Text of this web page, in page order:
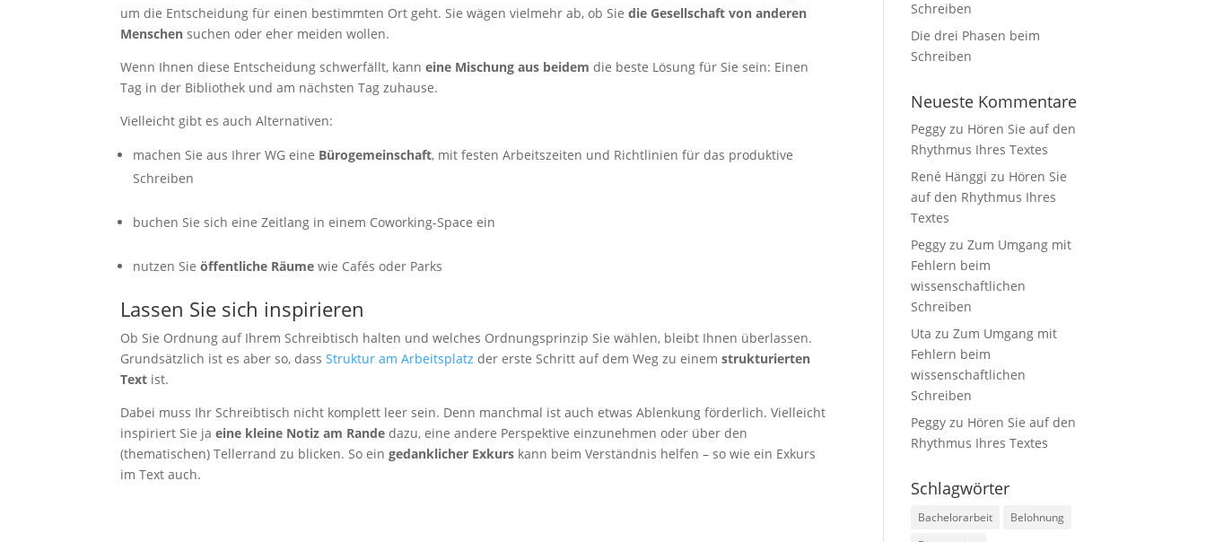
um die Entscheidung für einen bestimmten Ort geht. Sie wägen vielmehr ab, ob Siedie Gesellschaft von anderen
Menschen suchen oder eher meiden wollen.
Wenn Ihnen diese Entscheidung schwerfällt, kanneine Mischung aus beidem die beste Lösung für Sie sein: Einen
Tag in der Bibliothek und am nächsten Tag zuhause.
Vielleicht gibt es auch Alternativen:
machen Sie aus Ihrer WG eine Bürogemeinschaft, mit festen Arbeitszeiten und Richtlinien für das produktive
Schreiben
buchen Sie sich eine Zeitlang in einem Coworking-Space ein
nutzen Sieöffentliche Räume wie Cafés oder Parks
Lassen Sie sich inspirieren
Ob Sie Ordnung auf Ihrem Schreibtisch halten und welches Ordnungsprinzip Sie wählen, bleibt Ihnen überlassen.
Grundsätzlich ist es aber so, dassStruktur am Arbeitsplatz der erste Schritt auf dem Weg zu einemstrukturierten
Text ist.
Dabei muss Ihr Schreibtisch nicht komplett leer sein. Denn manchmal ist auch etwas Ablenkung förderlich. Vielleicht
inspiriert Sie jaeine kleine Notiz am Rande dazu, eine andere Perspektive einzunehmen oder über den
(thematischen) Tellerrand zu blicken. So eingedanklicher Exkurs kann beim Verständnis helfen – so wie ein Exkurs
im Text auch.
Schreiben
Die drei Phasen beim
Schreiben
Neueste Kommentare
Peggy zu Hören Sie auf den
Rhythmus Ihres Textes
René Hänggi zu Hören Sie
auf den Rhythmus Ihres
Textes
Peggy zuZum Umgang mit
Fehlern beim
wissenschaftlichen
Schreiben
Uta zuZum Umgang mit
Fehlern beim
wissenschaftlichen
Schreiben
Peggy zu Hören Sie auf den
Rhythmus Ihres Textes
Schlagwörter
Bachelorarbeit
Belohnung